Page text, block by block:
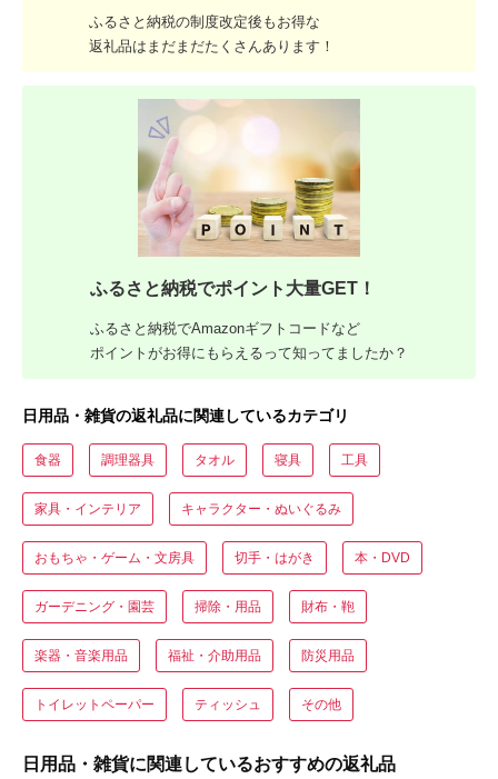
ふるさと納税の制度改定後もお得な
返礼品はまだまだたくさんあります！
ふるさと納税でポイント大量GET！
ふるさと納税でAmazonギフトコードなど
ポイントがお得にもらえるって知ってましたか？
日用品・雑貨の返礼品に関連しているカテゴリ
食器 調理器具 タオル 寝具 工具
家具・インテリア キャラクター・ぬいぐるみ
おもちゃ・ゲーム・文房具 切手・はがき 本・DVD
ガーデニング・園芸 掃除・用品 財布・鞄
楽器・音楽用品 福祉・介助用品 防災用品
トイレットペーパー ティッシュ その他
日用品・雑貨に関連しているおすすめの返礼品